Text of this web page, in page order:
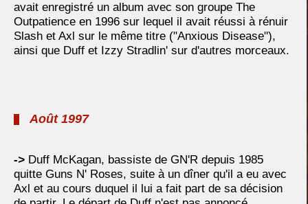
avait enregistré un album avec son groupe The
Outpatience en 1996 sur lequel il avait réussi à rénuir
Slash et Axl sur le même titre ("Anxious Disease"),
ainsi que Duff et Izzy Stradlin' sur d'autres morceaux.
Août 1997
-> Duff McKagan, bassiste de GN'R depuis 1985
quitte Guns N' Roses, suite à un dîner qu'il a eu avec
Axl et au cours duquel il lui a fait part de sa décision